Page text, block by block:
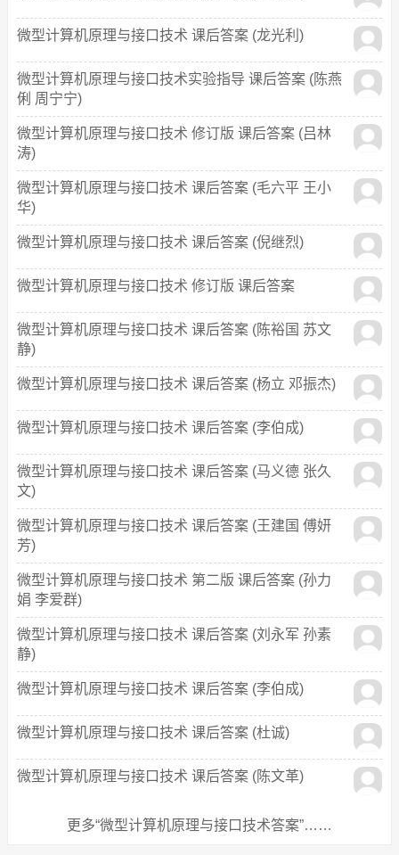
微型计算机原理与接口技术 课后答案 (龙光利)
微型计算机原理与接口技术实验指导 课后答案 (陈燕
俐 周宁宁)
微型计算机原理与接口技术 修订版 课后答案 (吕林
涛)
微型计算机原理与接口技术 课后答案 (毛六平 王小
华)
微型计算机原理与接口技术 课后答案 (倪继烈)
微型计算机原理与接口技术 修订版 课后答案
微型计算机原理与接口技术 课后答案 (陈裕国 苏文
静)
微型计算机原理与接口技术 课后答案 (杨立 邓振杰)
微型计算机原理与接口技术 课后答案 (李伯成)
微型计算机原理与接口技术 课后答案 (马义德 张久
文)
微型计算机原理与接口技术 课后答案 (王建国 傅妍
芳)
微型计算机原理与接口技术 第二版 课后答案 (孙力
娟 李爱群)
微型计算机原理与接口技术 课后答案 (刘永军 孙素
静)
微型计算机原理与接口技术 课后答案 (李伯成)
微型计算机原理与接口技术 课后答案 (杜诚)
微型计算机原理与接口技术 课后答案 (陈文革)
更多“微型计算机原理与接口技术答案”……